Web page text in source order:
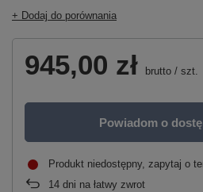
+ Dodaj do porównania
945,00 zł brutto / szt.
Powiadom o
Produkt niedostępny, zapytaj o
14 dni na łatwy zwrot